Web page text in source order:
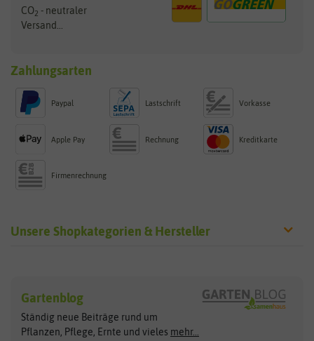
CO2 - neutraler
Versand...
Zahlungsarten
Paypal Lastschrift Vorkasse
Apple Pay Rechnung Kreditkarte
Firmenrechnung
Unsere Shopkategorien & Hersteller
Exotische Samen
Gemüsesamen
Gründünger
Arche Noah
ASB Greenworld
Clever Pots
COMPO
Gartenblog
Ständig neue Beiträge rund um
Pflanzen, Pflege, Ernte und vieles mehr...